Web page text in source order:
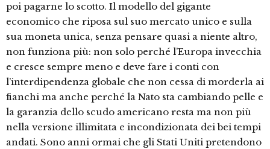
poi pagarne lo scotto. Il modello del gigante
economico che riposa sul suo mercato unico e sulla
sua moneta unica, senza pensare quasi a niente altro,
non funziona più: non solo perché l’Europa invecchia
e cresce sempre meno e deve fare i conti con
l’interdipendenza globale che non cessa di morderla ai
fianchi ma anche perché la Nato sta cambiando pelle e
la garanzia dello scudo americano resta ma non più
nella versione illimitata e incondizionata dei bei tempi
andati. Sono anni ormai che gli Stati Uniti pretendono